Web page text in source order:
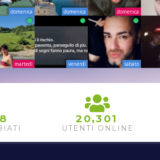
domenica domenica domenica
martedì venerdì sabato
8 2 0,3 01
UTENTI ONLINE